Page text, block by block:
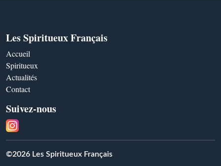
Les Spiritueux Français
Accueil
Spiritueux
Actualités
Contact
Suivez-nous
©2026 Les Spiritueux Français